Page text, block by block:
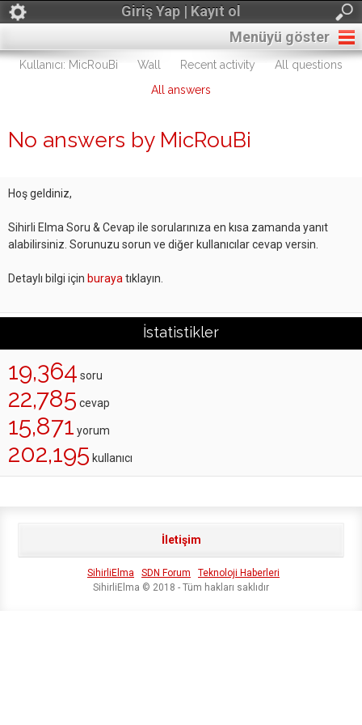
Giriş Yap | Kayıt ol
Menüyü göster
Kullanıcı: MicRouBi Wall Recent activity
All questions
All answers
No answers by MicRouBi
Hoş geldiniz,
Sihirli Elma Soru & Cevap ile sorularınıza en kısa zamanda yanıt
alabilirsiniz. Sorunuzu sorun ve diğer kullanıcılar cevap versin.
Detaylı bilgi için buraya tıklayın.
İstatistikler
19,364 soru
22,785 cevap
15,871 yorum
202,195 kullanıcı
İletişim
SihirliElma SDN Forum
Teknoloji Haberleri
SihirliElma © 2018 - Tüm hakları saklıdır